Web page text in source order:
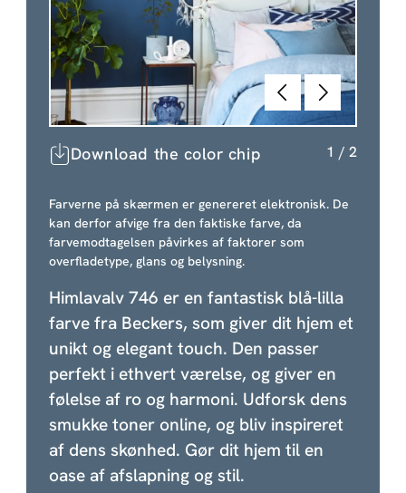
ForrigeNæste
Download the color chip 1 / 2
Farverne på skærmen er genereret elektronisk. De
kan derfor afvige fra den faktiske farve, da
farvemodtagelsen påvirkes af faktorer som
overfladetype, glans og belysning.
Himlavalv 746 er en fantastisk blå-lilla
farve fra Beckers, som giver dit hjem et
unikt og elegant touch. Den passer
perfekt i ethvert værelse, og giver en
følelse af ro og harmoni. Udforsk dens
smukke toner online, og bliv inspireret
af dens skønhed. Gør dit hjem til en
oase af afslapning og stil.